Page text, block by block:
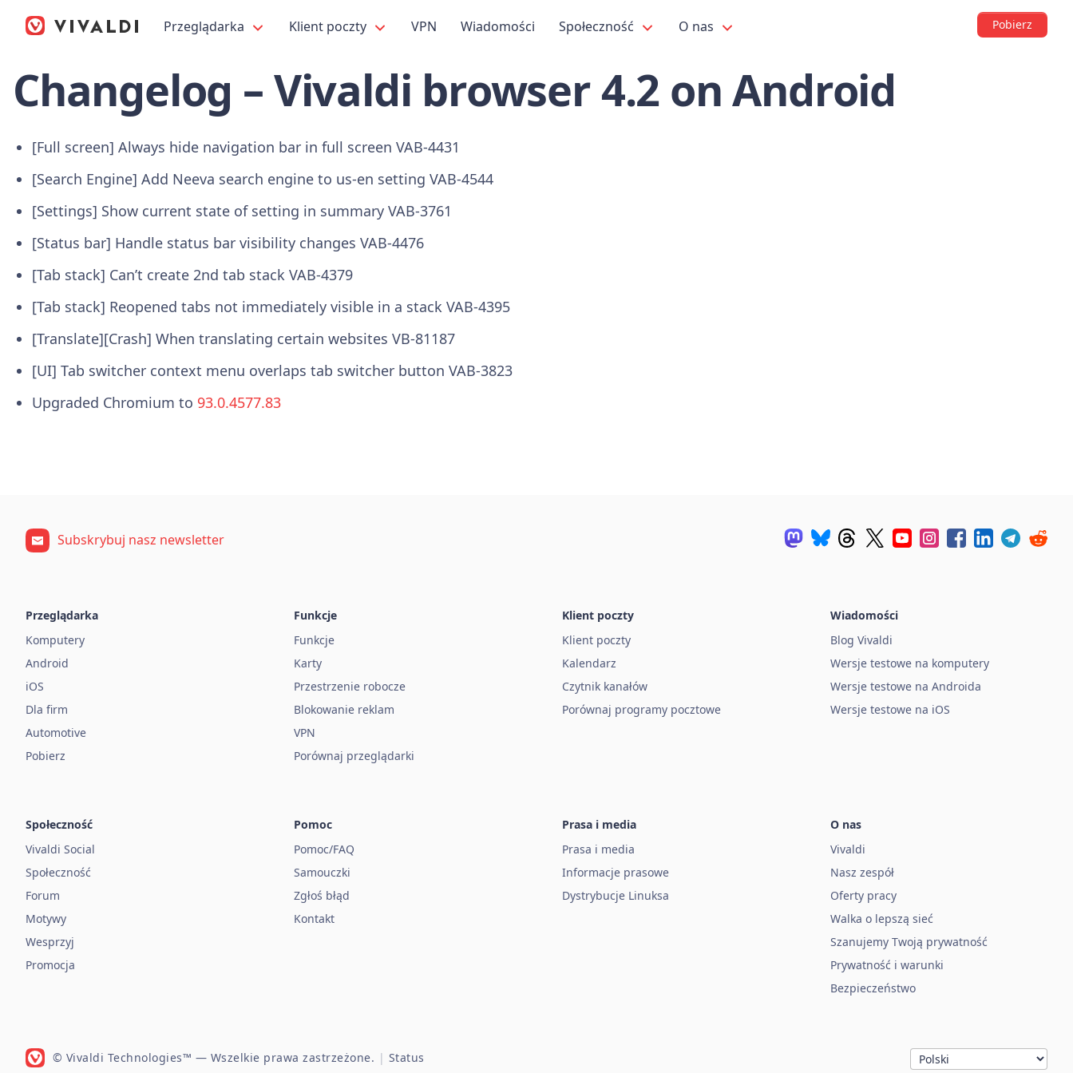
Przeglądarka Klient poczty VPN Wiadomości Społeczność O nas Pobierz
Changelog – Vivaldi browser 4.2 on Android
[Full screen] Always hide navigation bar in full screen VAB-4431
[Search Engine] Add Neeva search engine to us-en setting VAB-4544
[Settings] Show current state of setting in summary VAB-3761
[Status bar] Handle status bar visibility changes VAB-4476
[Tab stack] Can’t create 2nd tab stack VAB-4379
[Tab stack] Reopened tabs not immediately visible in a stack VAB-4395
[Translate][Crash] When translating certain websites VB-81187
[UI] Tab switcher context menu overlaps tab switcher button VAB-3823
Upgraded Chromium to 93.0.4577.83
Subskrybuj nasz newsletter
Przeglądarka
Komputery
Android
iOS
Dla firm
Automotive
Pobierz
Funkcje
Funkcje
Karty
Przestrzenie robocze
Blokowanie reklam
VPN
Porównaj przeglądarki
Klient poczty
Klient poczty
Kalendarz
Czytnik kanałów
Porównaj programy pocztowe
Wiadomości
Blog Vivaldi
Wersje testowe na komputery
Wersje testowe na Androida
Wersje testowe na iOS
Społeczność
Vivaldi Social
Społeczność
Forum
Motywy
Wesprzyj
Promocja
Pomoc
Pomoc/FAQ
Samouczki
Zgłoś błąd
Kontakt
Prasa i media
Prasa i media
Informacje prasowe
Dystrybucje Linuksa
O nas
Vivaldi
Nasz zespół
Oferty pracy
Walka o lepszą sieć
Szanujemy Twoją prywatność
Prywatność i warunki
Bezpieczeństwo
© Vivaldi Technologies™ — Wszelkie prawa zastrzeżone. | Status